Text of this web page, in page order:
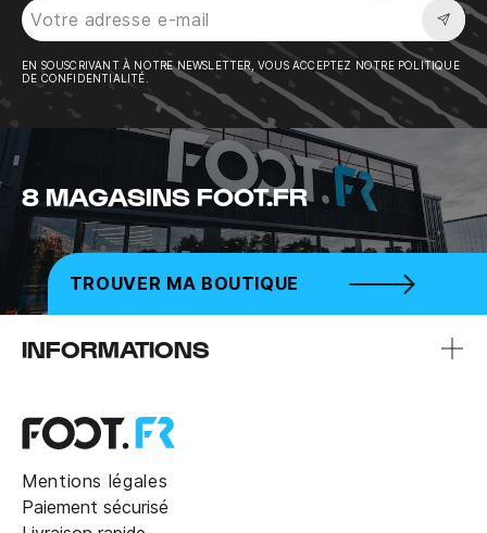
EN SOUSCRIVANT À NOTRE NEWSLETTER, VOUS ACCEPTEZ NOTRE POLITIQUE
DE CONFIDENTIALITÉ.
8 MAGASINS FOOT.FR
TROUVER MA BOUTIQUE
INFORMATIONS
Mentions légales
Paiement sécurisé